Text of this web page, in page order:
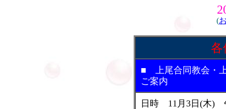
(
各
■ 上尾合同教会・
ご案内
日時 11月3日(木)